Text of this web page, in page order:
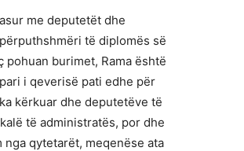
me deputetët dhe
të diplomës së
burimet, Rama është
i qeverisë pati edhe për
kërkuar dhe deputetëve të
të administratës, por dhe
qytetarët, meqenëse ata